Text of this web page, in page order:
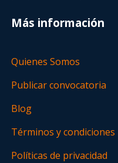
Más información
Quienes Somos
Publicar convocatoria
Blog
Términos y condiciones
Políticas de privacidad